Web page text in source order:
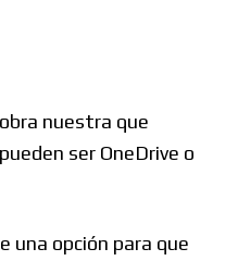
nuestra que
ser OneDrive o
una opción para que